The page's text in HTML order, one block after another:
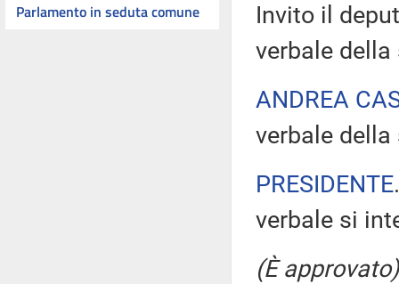
Parlamento in seduta comune
Invito il
verbale della
ANDREA
verbale
PRESIDENTE
verbale si
(È approvato)